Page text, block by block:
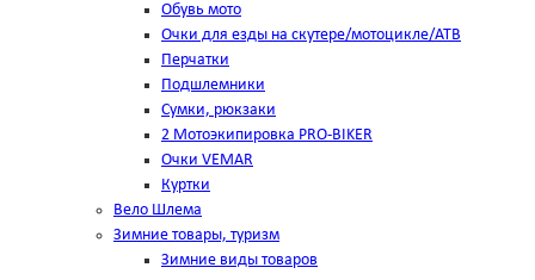
Обувь мото
Очки для езды на скутере/мотоцикле/АТВ
Перчатки
Подшлемники
Сумки, рюкзаки
2 Мотоэкипировка PRO-BIKER
Очки VEMAR
Куртки
Вело Шлема
Зимние товары, туризм
Зимние виды товаров